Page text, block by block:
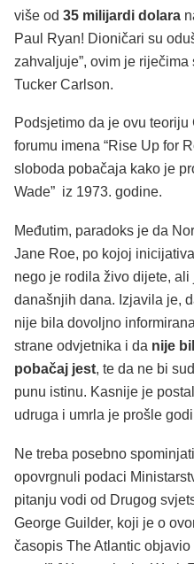
više od 35 milijardi dolara
Paul Ryan! Dioničari su
zahvaljuje”, ovim je
Tucker Carlson.
Podsjetimo da je ovu
forumu imena “Rise Up for
sloboda pobačaja kako je
Wade” iz 1973. godine.
Međutim, paradoks je da
Jane Roe, po kojoj
nego je rodila živo dijete,
današnjih dana. Izjavila je,
nije bila dovoljno
strane odvjetnika i da nije
pobačaj jest, te da ne bi
punu istinu. Kasnije je
udruga i umrla je prošle
Ne treba posebno
opovrgnuli podaci
pitanju vodi od Drugog
George Guilder, koji je o
časopis The Atlantic